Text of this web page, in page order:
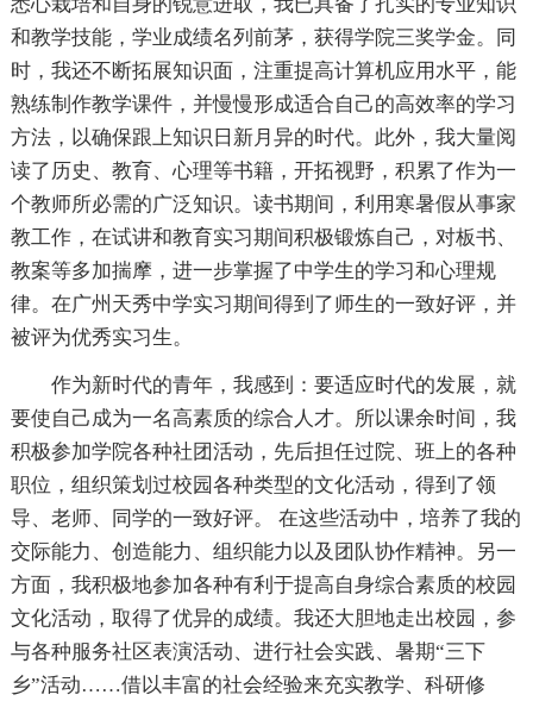
和教学技能，学业成绩名列前茅，获得学院三奖学金。同
时，我还不断拓展知识面，注重提高计算机应用水平，能
熟练制作教学课件，并慢慢形成适合自己的高效率的学习
方法，以确保跟上知识日新月异的时代。此外，我大量阅
读了历史、教育、心理等书籍，开拓视野，积累了作为一
个教师所必需的广泛知识。读书期间，利用寒暑假从事家
教工作，在试讲和教育实习期间积极锻炼自己，对板书、
教案等多加揣摩，进一步掌握了中学生的学习和心理规
律。在广州天秀中学实习期间得到了师生的一致好评，并
被评为优秀实习生。
作为新时代的青年，我感到：要适应时代的发展，就
要使自己成为一名高素质的综合人才。所以课余时间，我
积极参加学院各种社团活动，先后担任过院、班上的各种
职位，组织策划过校园各种类型的文化活动，得到了领
导、老师、同学的一致好评。 在这些活动中，培养了我的
交际能力、创造能力、组织能力以及团队协作精神。另一
方面，我积极地参加各种有利于提高自身综合素质的校园
文化活动，取得了优异的成绩。我还大胆地走出校园，参
与各种服务社区表演活动、进行社会实践、暑期“三下
乡”活动……借以丰富的社会经验来充实教学、科研修